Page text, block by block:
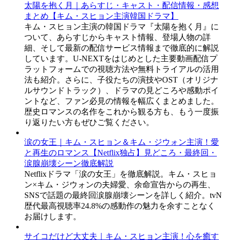
太陽を抱く月｜あらすじ・キャスト・配信情報・感想
まとめ【キム・スヒョン主演韓国ドラマ】
キム・スヒョン主演の韓国ドラマ『太陽を抱く月』に
ついて、あらすじからキャスト情報、登場人物の詳
細、そして最新の配信サービス情報まで徹底的に解説
しています。U-NEXTをはじめとした主要動画配信プ
ラットフォームでの視聴方法や無料トライアルの活用
法も紹介。さらに、子役たちの演技やOST（オリジナ
ルサウンドトラック）、ドラマの見どころや感動ポイ
ントなど、ファン必見の情報を幅広くまとめました。
歴史ロマンスの名作をこれから観る方も、もう一度振
り返りたい方もぜひご覧ください。
涙の女王｜キム・スヒョン＆キム・ジウォン主演！愛
と再生のロマンス【Netflix独占】見どころ・最終回・
涙腺崩壊シーン徹底解説
Netflixドラマ「涙の女王」を徹底解説。キム・スヒョ
ン×キム・ジウォンの夫婦愛、余命宣告からの再生、
SNSで話題の最終回涙腺崩壊シーンを詳しく紹介。tvN
歴代最高視聴率24.8%の感動作の魅力を余すことなく
お届けします。
サイコだけど大丈夫｜キム・スヒョン主演！心を癒す